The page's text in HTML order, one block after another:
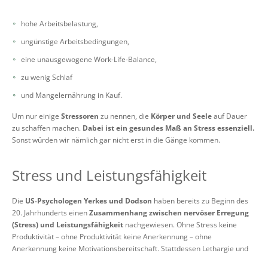
hohe Arbeitsbelastung,
ungünstige Arbeitsbedingungen,
eine unausgewogene Work-Life-Balance,
zu wenig Schlaf
und Mangelernährung in Kauf.
Um nur einige Stressoren zu nennen, die Körper und Seeleauf Dauer
zu schaffen machen. Dabei ist ein gesundes Maß an Stress essenziell.
Sonst würden wir nämlich gar nicht erst in die Gänge kommen.
Stress und Leistungsfähigkeit
Die US-Psychologen Yerkes und Dodson haben bereits zu Beginn des
20. Jahrhunderts einenZusammenhang zwischen nervöser Erregung
(Stress) und Leistungsfähigkeit nachgewiesen. Ohne Stress keine
Produktivität – ohne Produktivität keine Anerkennung – ohne
Anerkennung keine Motivationsbereitschaft. Stattdessen Lethargie und